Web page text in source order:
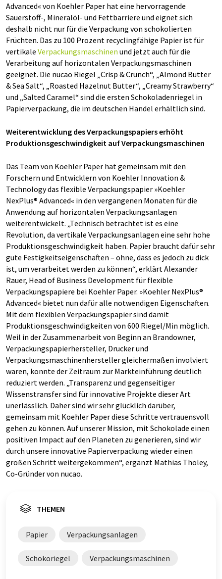
Advanced« von Koehler Paper hat eine hervorragende
Sauerstoff-, Mineralöl- und Fettbarriere und eignet sich
deshalb nicht nur für die Verpackung von schokolierten
Früchten. Das zu 100 Prozent recyclingfähige Papier ist für
vertikale Verpackungsmaschinen und jetzt auch für die
Verarbeitung auf horizontalen Verpackungsmaschinen
geeignet. Die nucao Riegel „Crisp & Crunch“, „Almond Butter
& Sea Salt“, „Roasted Hazelnut Butter“, „Creamy Strawberry“
und „Salted Caramel“ sind die ersten Schokoladenriegel in
Papierverpackung, die im deutschen Handel erhältlich sind.
Weiterentwicklung des Verpackungspapiers erhöht
Produktionsgeschwindigkeit auf Verpackungsmaschinen
Das Team von Koehler Paper hat gemeinsam mit den
Forschern und Entwicklern von Koehler Innovation &
Technology das flexible Verpackungspapier »Koehler
NexPlus® Advanced« in den vergangenen Monaten für die
Anwendung auf horizontalen Verpackungsanlagen
weiterentwickelt. „Technisch betrachtet ist es eine
Revolution, da vertikale Verpackungsanlagen eine sehr hohe
Produktionsgeschwindigkeit haben. Papier braucht dafür sehr
gute Festigkeitseigenschaften – ohne, dass es jedoch zu dick
ist, um verarbeitet werden zu können“, erklärt Alexander
Rauer, Head of Business Development für flexible
Verpackungspapiere bei Koehler Paper. »Koehler NexPlus®
Advanced« bietet nun dafür alle notwendigen Eigenschaften.
Mit dem flexiblen Verpackungspapier sind damit
Produktionsgeschwindigkeiten von 600 Riegel/Min möglich.
Weil in der Zusammenarbeit von Beginn an Brandowner,
Verpackungspapierhersteller, Drucker und
Verpackungsmaschinenhersteller gleichermaßen involviert
waren, konnte der Zeitraum zur Markteinführung deutlich
reduziert werden. „Transparenz und gegenseitiger
Wissenstransfer sind für innovative Projekte dieser Art
unerlässlich. Daher sind wir sehr glücklich darüber,
gemeinsam mit Koehler Paper diese Schritte vertrauensvoll
gehen zu können. Auf unserer Mission, mit Schokolade einen
positiven Impact auf den Planeten zu generieren, sind wir
durch unsere innovative Papierverpackung wieder einen
großen Schritt weitergekommen“, ergänzt Mathias Tholey,
Co-Gründer von nucao.
THEMEN
Papier Verpackungsanlagen
Schokoriegel Verpackungsmaschinen